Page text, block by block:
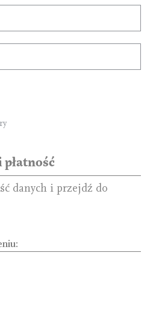
danych i przejdź do